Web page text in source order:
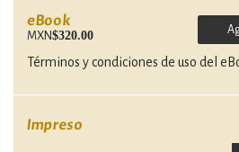
eBook
MXN$320.00
Términos y condiciones de uso del
Impreso